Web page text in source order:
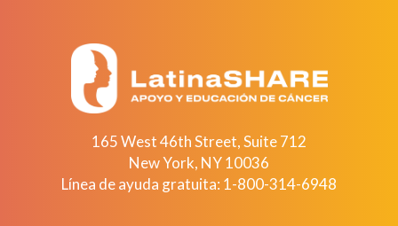
165 West 46th Street, Suite 712
New York, NY10036
Línea de ayuda gratuita: 1-800-314-6948